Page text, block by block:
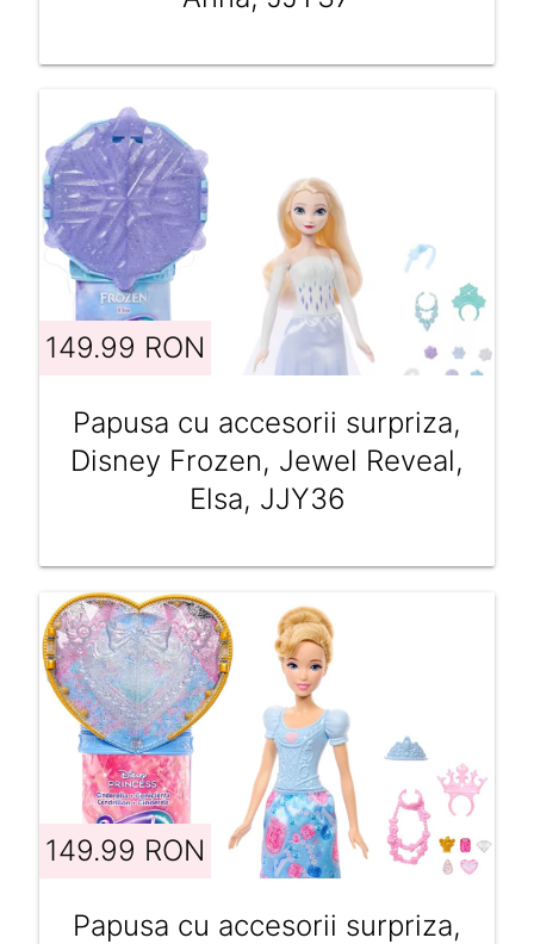
149.99 RON
Papusa cu accesorii surpriza,
Disney Frozen, Jewel Reveal,
Elsa, JJY36
149.99 RON
Papusa cu accesorii surpriza,